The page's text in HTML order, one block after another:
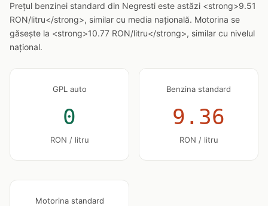
Prețul benzinei standard din Negresti este astăzi <strong>9.51
RON/litru</strong>, similar cu media națională. Motorina se
găsește la <strong>10.77 RON/litru</strong>, similar cu nivelul
național.
GPL auto
0
RON / litru
Benzina standard
9.36
RON / litru
Motorina standard